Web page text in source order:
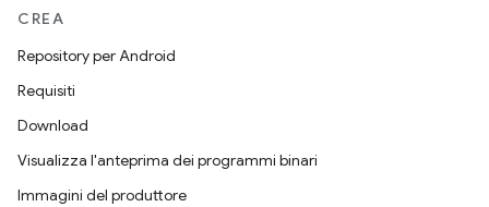
CREA
Repository per Android
Requisiti
Download
Visualizza l'anteprima dei programmi binari
Immagini del produttore